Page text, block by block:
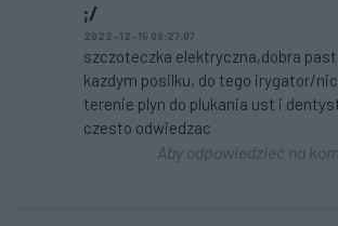
;/
2022-12-15 08:27:07
szczoteczka elektryczna,dobra
kazdym posilku, do tego irygator/
terenie plyn do plukania ust i
czesto odwiedzac
Aby odpowiedzieć na